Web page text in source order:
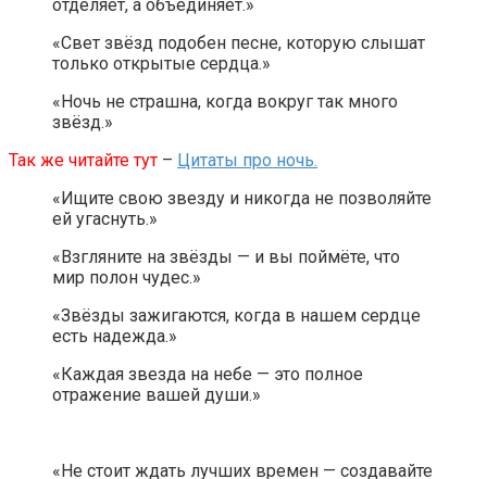
отделяет, а объединяет.»
«Свет звёзд подобен песне, которую слышат
только открытые сердца.»
«Ночь не страшна, когда вокруг так много
звёзд.»
Так же читайте тут – Цитаты про ночь.
«Ищите свою звезду и никогда не позволяйте
ей угаснуть.»
«Взгляните на звёзды — и вы поймёте, что
мир полон чудес.»
«Звёзды зажигаются, когда в нашем сердце
есть надежда.»
«Каждая звезда на небе — это полное
отражение вашей души.»
«Не стоит ждать лучших времен — создавайте